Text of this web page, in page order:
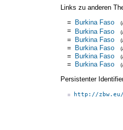
Links zu anderen
= Burkina Faso
= Burkina Faso
= Burkina Faso
= Burkina Faso
= Burkina Faso
= Burkina Faso
Persistenter
http://